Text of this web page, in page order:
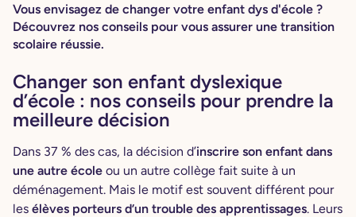
Vous envisagez de changer votre enfant dys d'école ?
Découvrez nos conseils pour vous assurer une transition
scolaire réussie.
Changer son enfant dyslexique
d’école : nos conseils pour prendre la
meilleure décision
Dans 37 % des cas, la décision d’inscrire son enfant dans
une autre école ou un autre collège fait suite à un
déménagement. Mais le motif est souvent différent pour
les élèves porteurs d’un trouble des apprentissages. Leurs